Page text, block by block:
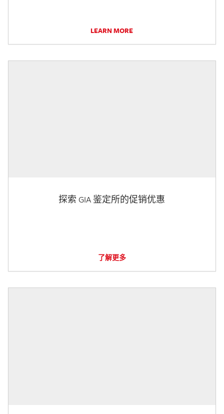
LEARN MORE
探索 GIA 鉴定所的促销优惠
了解更多